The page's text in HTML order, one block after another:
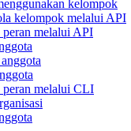
kelompok
kelompok melalui API
melalui API
peran melalui CLI